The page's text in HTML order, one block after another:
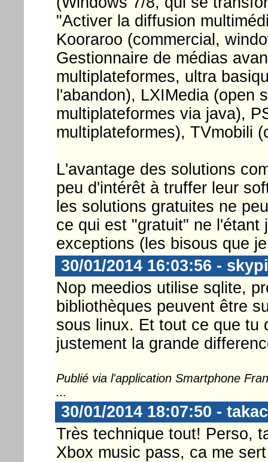
"Activer la diffusion
Kooraroo (commercial,
Gestionnaire de médias
multiplateformes, ultra
l'abandon), LXIMedia (open
multiplateformes via java),
multiplateformes), TVmobili
L'avantage des solutions
peu d'intérêt à truffer leur
les solutions gratuites ne
ce qui est "gratuit" ne l'étant
exceptions (les bisous que
30/01/2014 16:03:56 -
Nop meedios utilise sqlite,
bibliothèques peuvent être
sous linux. Et tout ce que tu
justement la grande
Publié via l'application Smartphone
...
30/01/2014 18:07:50 -
Très technique tout! Perso,
Xbox music pass, ca me